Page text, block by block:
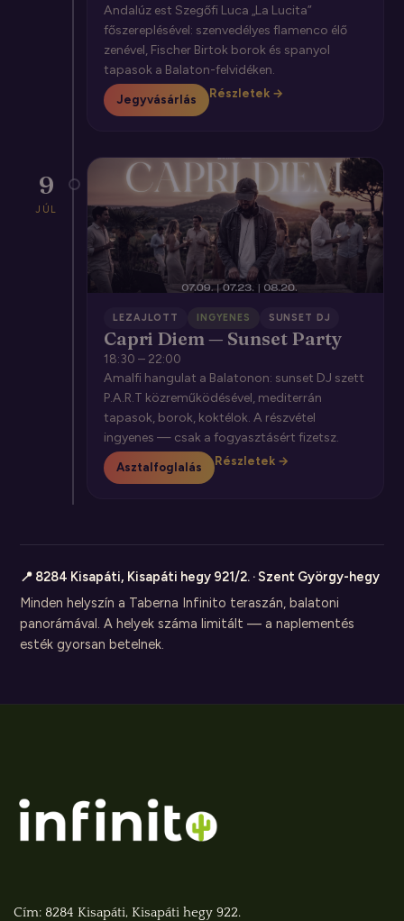
Andalúz est Szegőfi Luca „La Lucita”
főszereplésével: szenvedélyes flamenco élő
zenével, Fischer Birtok borok és spanyol
tapasok a Balaton-felvidéken.
Jegyvásárlás Részletek →
9
JÚL
LEZAJLOTT INGYENES SUNSET DJ
Capri Diem — Sunset Party
18:30 – 22:00
Amalfi hangulat a Balatonon: sunset DJ szett
P.A.R.T közreműködésével, mediterrán
tapasok, borok, koktélok. A részvétel
ingyenes — csak a fogyasztásért fizetsz.
Asztalfoglalás Részletek →
📍 8284 Kisapáti, Kisapáti hegy 921/2. · Szent György-hegy
Minden helyszín a Taberna Infinito teraszán, balatoni
panorámával. A helyek száma limitált — a naplementés
esték gyorsan betelnek.
Cím: 8284 Kisapáti, Kisapáti hegy 922.